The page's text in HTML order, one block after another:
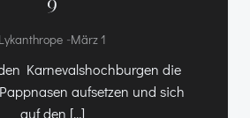
Lykanthrope -März 1
Karnevalshochburgen die
aufsetzen und sich
auf den […]